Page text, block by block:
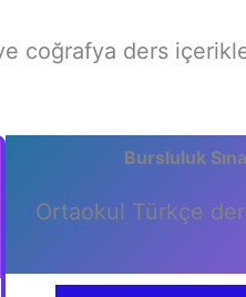
coğrafya ders
Bursluluk
Ortaokul Türkçe